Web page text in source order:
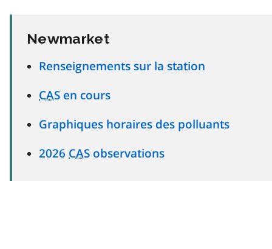
Newmarket
Renseignements sur la station
CAS en cours
Graphiques horaires des polluants
2026 CAS observations